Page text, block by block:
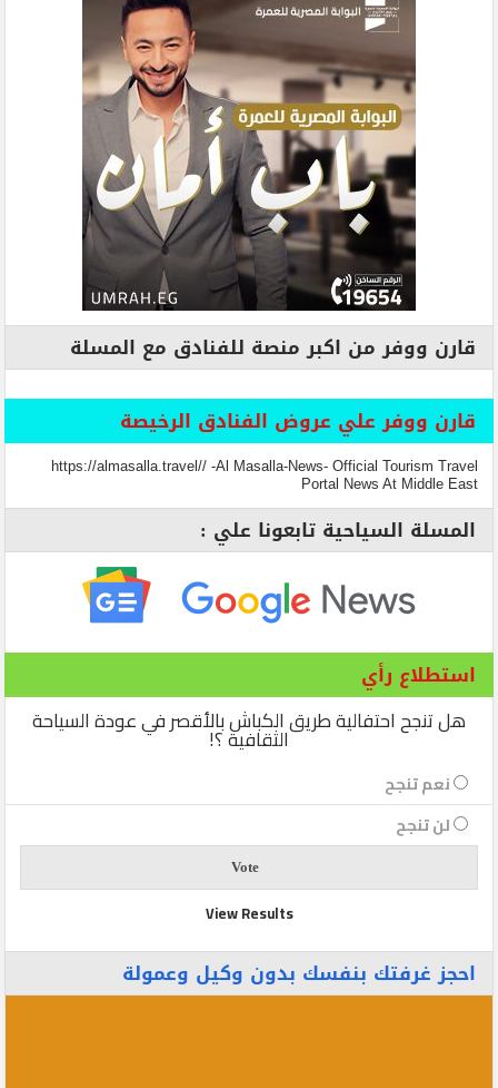
قارن ووفر من اكبر منصة للفنادق مع المسلة
قارن ووفر علي عروض الفنادق الرخيصة
https://almasalla.travel// -Al Masalla-News- Official Tourism Travel
Portal News At Middle East
المسلة السياحية تابعونا علي :
استطلاع رأي
هل تنجح احتفالية طريق الكباش بالأقصر في عودة السياحة
الثقافية ؟!
نعم تنجح
لن تنجح
View Results
احجز غرفتك بنفسك بدون وكيل وعمولة